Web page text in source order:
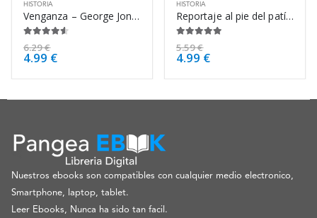
HISTORIA
Venganza – George Jonas
6.29€
4.99 €
HISTORIA
Reportaje al pie del patíbulo – Julius Fucik
5.59€
4.99 €
Nuestros ebooks son compatibles con cualquier medio electronico,
Smartphone, laptop, tablet.
Leer Ebooks, Nunca ha sido tan facil.